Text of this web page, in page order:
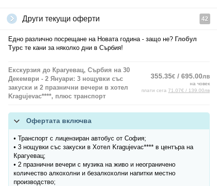
Други текущи оферти 42
Едно различно посрещане на Новата година - защо не? Глобул
Турс те кани за няколко дни в Сърбия!
Екскурзия до Крагуевац, Сърбия на 30
Декември - 2 Януари: 3 нощувки със
закуски и 2 празнични вечери в хотел
Kragujevac****, плюс транспорт
355.35€ / 695.00лв
на човек
плати сега 71.07€ / 139.00лв
Офертата включва
• Транспорт с лицензиран автобус от София;
• 3 нощувки със закуски в Хотел Kragujevac**** в центъра на
Крагуевац;
• 2 празнични вечери с музика на живо и неограничено
количество алкохолни и безалкохолни напитки местно
производство;